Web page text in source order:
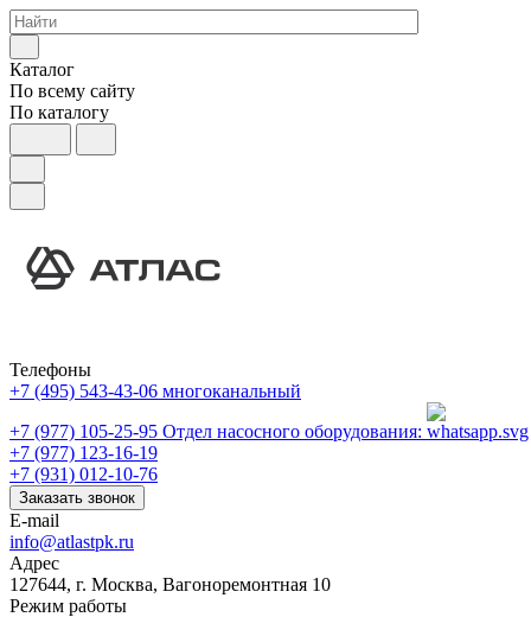
Каталог
По всему сайту
По каталогу
Телефоны
+7 (495) 543-43-06 многоканальный
+7 (977) 105-25-95 Отдел насосного оборудования:
+7 (977) 123-16-19
+7 (931) 012-10-76
Заказать звонок
E-mail
info@atlastpk.ru
Адрес
127644, г. Москва, Вагоноремонтная 10
Режим работы